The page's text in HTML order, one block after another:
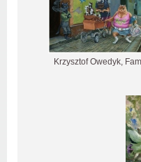
Krzysztof Owedyk,